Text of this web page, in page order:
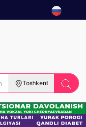
Toshkent